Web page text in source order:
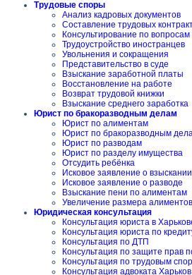
Трудовые споры
Анализ кадровых документов
Составление трудовых
Консультирование по вопросам
Трудоустройство иностранцев
Увольнения и сокращения
Представительство в суде
Взыскание заработной платы
Восстановление на работе
Возврат трудовой книжки
Взыскание среднего заработка
Юрист по бракоразводным делам
Юрист по алиментам
Юрист по бракоразводным
Юрист по разводам
Юрист по разделу имущества
Отсудить ребёнка
Исковое заявление о
Исковое заявление о разводе
Взыскание пени по алиментам
Увеличение размера алиментов
Юридическая консультация
Консультация юриста в
Консультация юриста по
Консультация по ДТП
Консультация по защите прав
Консультация по трудовым
Консультация адвоката Харьков